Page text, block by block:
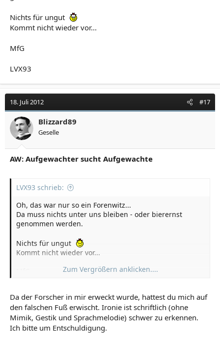
Nichts für ungut
Kommt nicht wieder vor...
MfG
LVX93
18. Juli 2012 #17
Blizzard89
Geselle
AW: Aufgewachter sucht Aufgewachte
LVX93 schrieb:
Oh, das war nur so ein Forenwitz...
Da muss nichts unter uns bleiben - oder bierernst
genommen werden.
Nichts für ungut
Kommt nicht wieder vor...
Zum Vergrößern anklicken....
Da der Forscher in mir erweckt wurde, hattest du mich auf
den falschen Fuß erwischt. Ironie ist schriftlich (ohne
Mimik, Gestik und Sprachmelodie) schwer zu erkennen.
Ich bitte um Entschuldigung.